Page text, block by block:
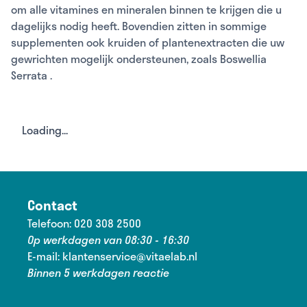
om alle vitamines en mineralen binnen te krijgen die u
dagelijks nodig heeft. Bovendien zitten in sommige
supplementen ook kruiden of plantenextracten die uw
gewrichten mogelijk ondersteunen, zoals Boswellia
Serrata .
Loading...
Contact
Telefoon: 020 308 2500
Op werkdagen van 08:30 - 16:30
E-mail: klantenservice@vitaelab.nl
Binnen 5 werkdagen reactie